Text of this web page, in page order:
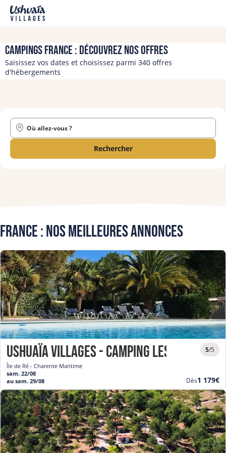
Campings France : découvrez nos offres
Saisissez vos dates et choisissez parmi 340 offres
d'hébergements
Où allez-vous ?
Rechercher
France : Nos meilleures annonces
Ushuaïa Villages - Camping les
Île de Ré - Charente Maritime
5/5
sam. 22/08
au sam. 29/08
Dès
prix
1 179€